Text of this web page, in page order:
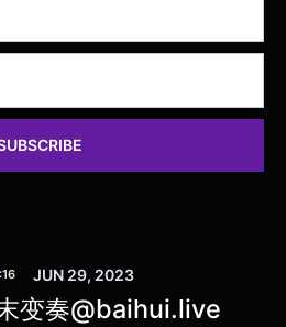
JUN 29, 2023
变奏@baihui.live